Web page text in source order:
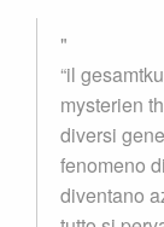
“il
mysterien
diversi
fenomeno
diventano